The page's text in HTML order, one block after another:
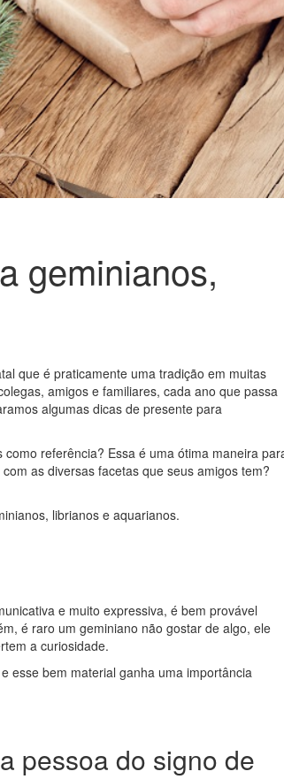
geminianos,
que é praticamente uma tradição em muitas
amigos e familiares, cada ano que passa
algumas dicas de presente para
referência? Essa é uma ótima maneira
as diversas facetas que seus amigos tem?
librianos e aquarianos.
e muito expressiva, é bem provável
é raro um geminiano não gostar de algo, ele
a curiosidade.
esse bem material ganha uma importância
pessoa do signo de